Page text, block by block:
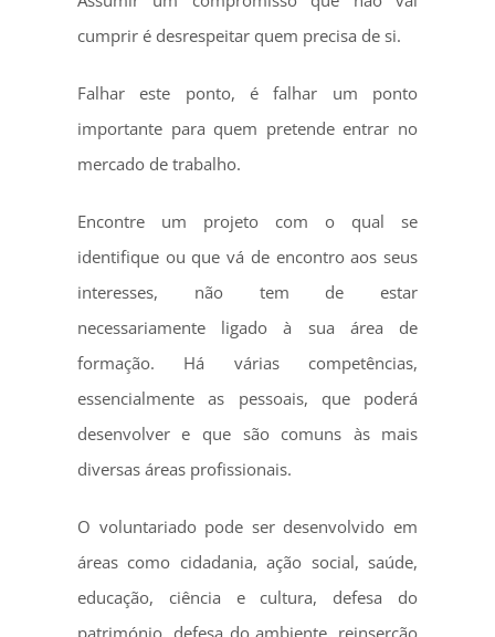
cumprir é desrespeitar quem precisa de si.
Falhar este ponto, é falhar um ponto
importante para quem pretende entrar no
mercado de trabalho.
Encontre um projeto com o qual se
identifique ou que vá de encontro aos seus
interesses, não tem de estar
necessariamente ligado à sua área de
formação. Há várias competências,
essencialmente as pessoais, que poderá
desenvolver e que são comuns às mais
diversas áreas profissionais.
O voluntariado pode ser desenvolvido em
áreas como cidadania, ação social, saúde,
educação, ciência e cultura, defesa do
património, defesa do ambiente, reinserção